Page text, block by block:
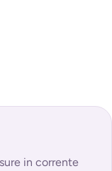
in corrente